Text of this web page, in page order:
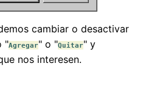
cambiar o desactivar
"Agregar" o "Quitar" y
nos interesen.